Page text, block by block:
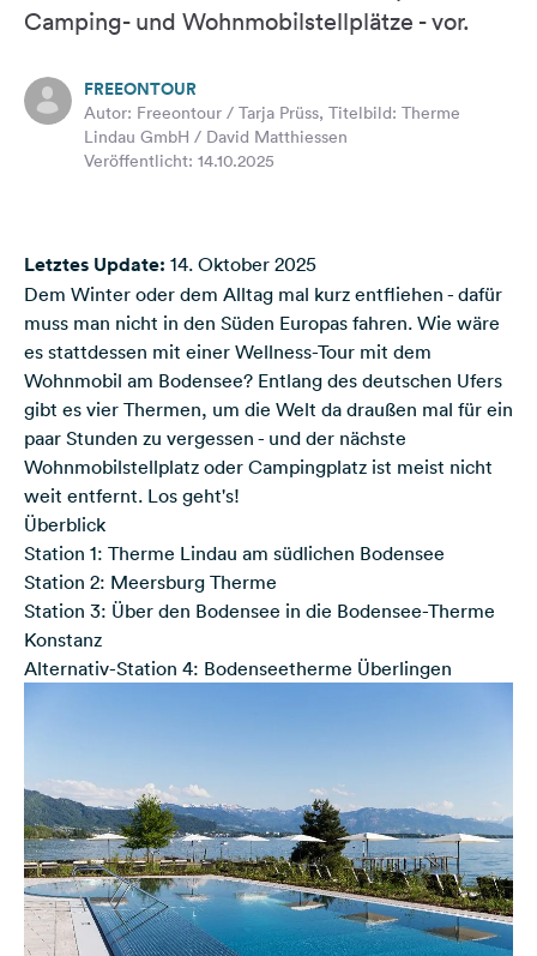
Social
Facebook
Instagram
Camping- und Wohnmobilstellplätze - vor.
FREEONTOUR
Autor: Freeontour / Tarja Prüss, Titelbild: Therme
Lindau GmbH / David Matthiessen
Veröffentlicht: 14.10.2025
Letztes Update: 14. Oktober 2025
Dem Winter oder dem Alltag mal kurz entfliehen - dafür
muss man nicht in den Süden Europas fahren. Wie wäre
es stattdessen mit einer Wellness-Tour mit dem
Wohnmobil am Bodensee? Entlang des deutschen Ufers
gibt es vier Thermen, um die Welt da draußen mal für ein
paar Stunden zu vergessen - und der nächste
Wohnmobilstellplatz oder Campingplatz ist meist nicht
weit entfernt. Los geht's!
Überblick
Station 1: Therme Lindau am südlichen Bodensee
Station 2: Meersburg Therme
Station 3: Über den Bodensee in die Bodensee-Therme
Konstanz
Alternativ-Station 4: Bodenseetherme Überlingen